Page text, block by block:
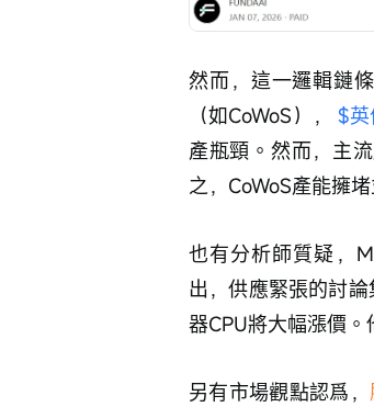
然而，這一邏輯鏈
（如CoWoS）， $英
產瓶頸。然而，主
之，CoWoS產能擁
也有分析師質疑，
出，供應緊張的討
器CPU將大幅漲價。
另有市場觀點認爲，